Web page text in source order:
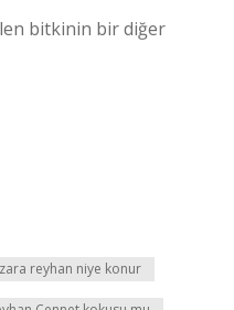
bitkinin bir diğer
reyhan niye konur